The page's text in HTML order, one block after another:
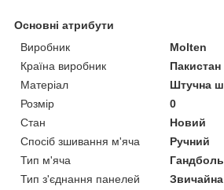
Основні атрибути
Виробник
Molten
Країна виробник
Пакистан
Матеріал
Штучна
Розмір
0
Стан
Новий
Спосіб зшивання м'яча
Ручний
Тип м'яча
Тип з'єднання панелей